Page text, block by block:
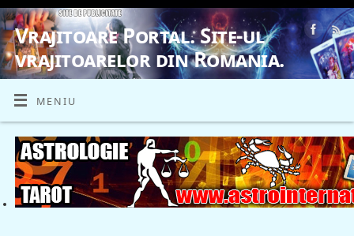
Vrajitoare Portal. Site-ul
vrajitoarelor din Romania.
VRAJITOARE, VRAJITOARELE, VRAJITOARE
MENIU